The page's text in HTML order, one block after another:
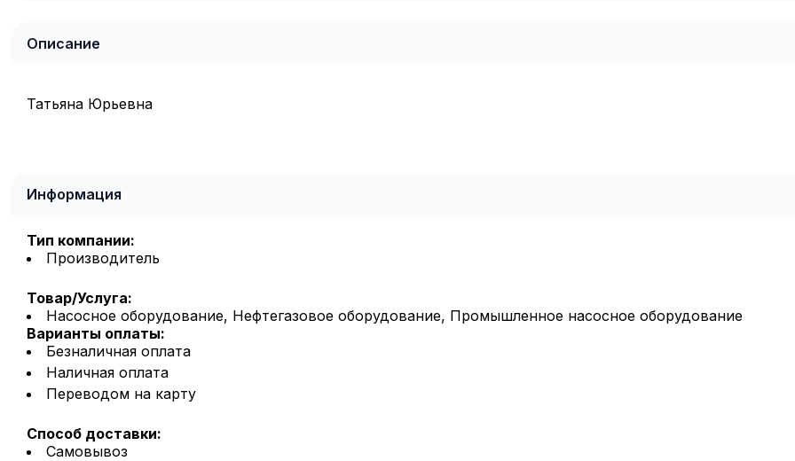
Описание
Татьяна Юрьевна
Информация
Тип компании:
Производитель
Товар/Услуга:
Насосное оборудование, Нефтегазовое оборудование, Промышленное насосное оборудование
Варианты оплаты:
Безналичная оплата
Наличная оплата
Переводом на карту
Способ доставки:
Самовывоз